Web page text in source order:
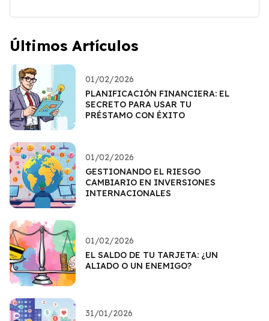
Últimos Artículos
01/02/2026
PLANIFICACIÓN FINANCIERA: EL
SECRETO PARA USAR TU
PRÉSTAMO CON ÉXITO
01/02/2026
GESTIONANDO EL RIESGO
CAMBIARIO EN INVERSIONES
INTERNACIONALES
01/02/2026
EL SALDO DE TU TARJETA: ¿UN
ALIADO O UN ENEMIGO?
31/01/2026